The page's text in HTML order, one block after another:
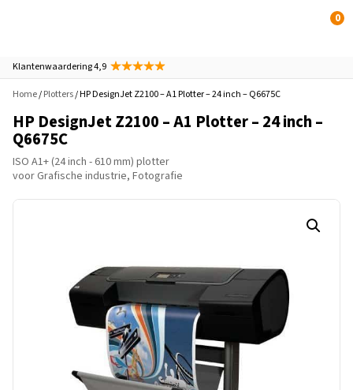
0
Klantenwaardering 4,9
Home/Plotters/ HP DesignJet Z2100 – A1 Plotter – 24 inch – Q6675C
HP DesignJet Z2100 – A1 Plotter – 24 inch –
Q6675C
ISO A1+ (24 inch - 610 mm) plotter
voor Grafische industrie, Fotografie